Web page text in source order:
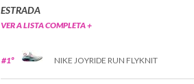
ESTRADA
VER A LISTA COMPLETA +
#1º NIKE JOYRIDE RUN FLYKNIT